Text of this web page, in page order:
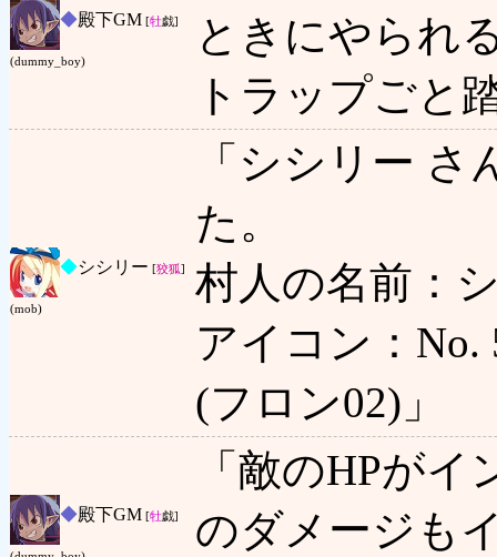
◆殿下GM [牡戯]
(dummy_boy)
ときにやられ
トラップごと
◆シシリー [狡狐]
(mob)
「シシリー
た。
村人の名前：
アイコン：
(フロン02)」
◆殿下GM [牡戯]
「敵のHPが
のダメージも